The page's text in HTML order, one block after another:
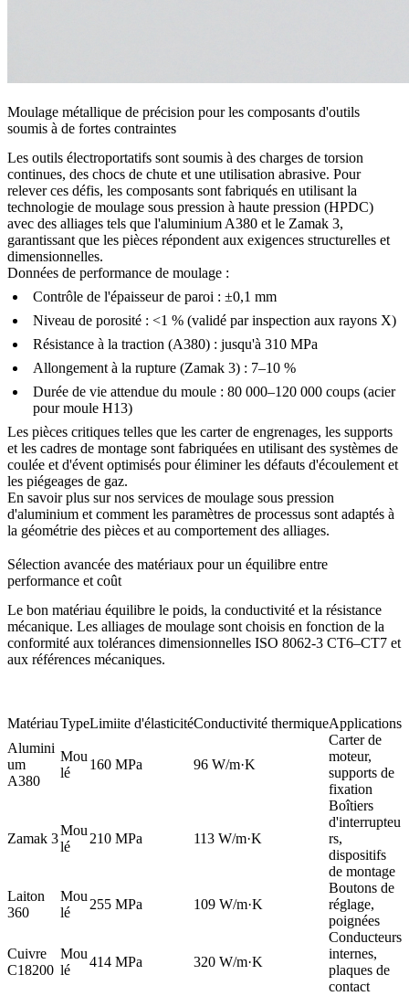
Moulage métallique de précision pour les composants d'outils
soumis à de fortes contraintes
Les outils électroportatifs sont soumis à des charges de torsion
continues, des chocs de chute et une utilisation abrasive. Pour
relever ces défis, les composants sont fabriqués en utilisant la
technologie de moulage sous pression à haute pression (HPDC)
avec des alliages tels que l'aluminium A380 et le Zamak 3,
garantissant que les pièces répondent aux exigences structurelles et
dimensionnelles.
Données de performance de moulage :
Contrôle de l'épaisseur de paroi : ±0,1 mm
Niveau de porosité : <1 % (validé par inspection aux rayons X)
Résistance à la traction (A380) : jusqu'à 310 MPa
Allongement à la rupture (Zamak 3) : 7–10 %
Durée de vie attendue du moule : 80 000–120 000 coups (acier
pour moule H13)
Les pièces critiques telles que les carter de engrenages, les supports
et les cadres de montage sont fabriquées en utilisant des systèmes de
coulée et d'évent optimisés pour éliminer les défauts d'écoulement et
les piégeages de gaz.
En savoir plus sur nos services de moulage sous pression
d'aluminium et comment les paramètres de processus sont adaptés à
la géométrie des pièces et au comportement des alliages.
Sélection avancée des matériaux pour un équilibre entre
performance et coût
Le bon matériau équilibre le poids, la conductivité et la résistance
mécanique. Les alliages de moulage sont choisis en fonction de la
conformité aux tolérances dimensionnelles ISO 8062-3 CT6–CT7 et
aux références mécaniques.
MatériauTypeLimiite d'élasticitéConductivité thermiqueApplications
Alumini
um
A380
Mou
lé
160 MPa 96 W/m·K
Carter de
moteur,
supports de
fixation
Zamak 3
Mou
lé
210 MPa 113 W/m·K
Boîtiers
d'interrupteu
rs,
dispositifs
de montage
Laiton
360
Mou
lé
255 MPa 109 W/m·K
Boutons de
réglage,
poignées
Cuivre
C18200
Mou
lé
414 MPa 320 W/m·K
Conducteurs
internes,
plaques de
contact